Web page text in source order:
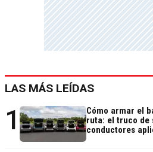
LAS MÁS LEÍDAS
1
Cómo armar el
ruta: el truco de
conductores